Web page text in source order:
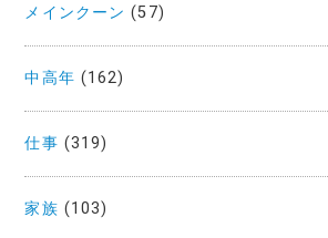
メインクーン (57)
中高年 (162)
仕事 (319)
家族 (103)